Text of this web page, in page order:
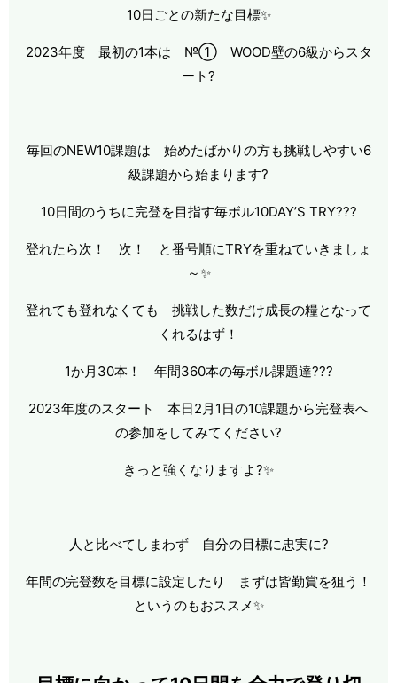
10日ごとの新たな目標✨
2023年度 最初の1本は №① WOOD壁の6級からスタ
ート?
毎回のNEW10課題は 始めたばかりの方も挑戦しやすい6
級課題から始まります?
10日間のうちに完登を目指す毎ボル10DAY’S TRY???
登れたら次！ 次！ と番号順にTRYを重ねていきましょ
～✨
登れても登れなくても 挑戦した数だけ成長の糧となって
くれるはず！
1か月30本！ 年間360本の毎ボル課題達???
2023年度のスタート 本日2月1日の10課題から完登表へ
の参加をしてみてください?
きっと強くなりますよ?✨
人と比べてしまわず 自分の目標に忠実に?
年間の完登数を目標に設定したり まずは皆勤賞を狙う！
というのもおススメ✨